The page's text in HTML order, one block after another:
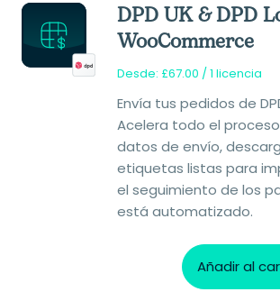
DPD UK & DPD
WooCommerce
Desde: £67.00 / 1 licencia
Envía tus pedidos de
Acelera todo el
datos de envío,
etiquetas listas para
el seguimiento de los
está automatizado.
Añadir al